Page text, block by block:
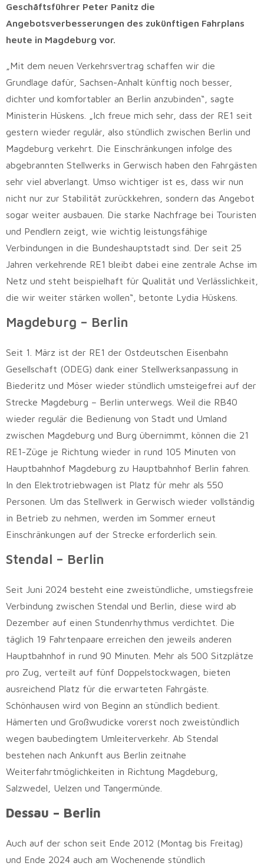
Geschäftsführer Peter Panitz die
Angebotsverbesserungen des zukünftigen Fahrplans
heute in Magdeburg vor.
„Mit dem neuen Verkehrsvertrag schaffen wir die
Grundlage dafür, Sachsen-Anhalt künftig noch besser,
dichter und komfortabler an Berlin anzubinden“, sagte
Ministerin Hüskens. „Ich freue mich sehr, dass der RE1 seit
gestern wieder regulär, also stündlich zwischen Berlin und
Magdeburg verkehrt. Die Einschränkungen infolge des
abgebrannten Stellwerks in Gerwisch haben den Fahrgästen
sehr viel abverlangt. Umso wichtiger ist es, dass wir nun
nicht nur zur Stabilität zurückkehren, sondern das Angebot
sogar weiter ausbauen. Die starke Nachfrage bei Touristen
und Pendlern zeigt, wie wichtig leistungsfähige
Verbindungen in die Bundeshauptstadt sind. Der seit 25
Jahren verkehrende RE1 bleibt dabei eine zentrale Achse im
Netz und steht beispielhaft für Qualität und Verlässlichkeit,
die wir weiter stärken wollen“, betonte Lydia Hüskens.
Magdeburg – Berlin
Seit 1. März ist der RE1 der Ostdeutschen Eisenbahn
Gesellschaft (ODEG) dank einer Stellwerksanpassung in
Biederitz und Möser wieder stündlich umsteigefrei auf der
Strecke Magdeburg – Berlin unterwegs. Weil die RB40
wieder regulär die Bedienung von Stadt und Umland
zwischen Magdeburg und Burg übernimmt, können die 21
RE1-Züge je Richtung wieder in rund 105 Minuten von
Hauptbahnhof Magdeburg zu Hauptbahnhof Berlin fahren.
In den Elektrotriebwagen ist Platz für mehr als 550
Personen. Um das Stellwerk in Gerwisch wieder vollständig
in Betrieb zu nehmen, werden im Sommer erneut
Einschränkungen auf der Strecke erforderlich sein.
Stendal – Berlin
Seit Juni 2024 besteht eine zweistündliche, umstiegsfreie
Verbindung zwischen Stendal und Berlin, diese wird ab
Dezember auf einen Stundenrhythmus verdichtet. Die
täglich 19 Fahrtenpaare erreichen den jeweils anderen
Hauptbahnhof in rund 90 Minuten. Mehr als 500 Sitzplätze
pro Zug, verteilt auf fünf Doppelstockwagen, bieten
ausreichend Platz für die erwarteten Fahrgäste.
Schönhausen wird von Beginn an stündlich bedient.
Hämerten und Großwudicke vorerst noch zweistündlich
wegen baubedingtem Umleiterverkehr. Ab Stendal
bestehen nach Ankunft aus Berlin zeitnahe
Weiterfahrtmöglichkeiten in Richtung Magdeburg,
Salzwedel, Uelzen und Tangermünde.
Dessau – Berlin
Auch auf der schon seit Ende 2012 (Montag bis Freitag)
und Ende 2024 auch am Wochenende stündlich